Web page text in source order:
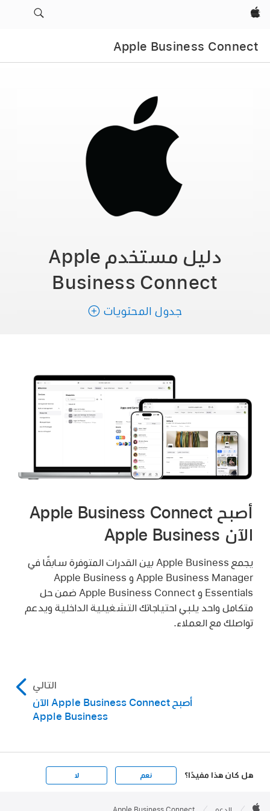
Apple‏
Apple Business Connect
دليل مستخدم Apple
Business Connect
جدول المحتويات
أصبح Apple Business Connect
الآن Apple Business
يجمع Apple Business بين القدرات المتوفرة سابقًا في
Apple Business Manager و Apple Business
Essentials و Apple Business Connect ضمن حل
متكامل واحد يلبي احتياجاتك التشغيلية الداخلية ويدعم
تواصلك مع العملاء.
التالي
أصبح Apple Business Connect الآن
Apple Business
هل كان هذا مفيدًا؟ نعم لا
Footer
